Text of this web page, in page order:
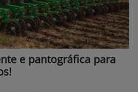
e pantográfica para